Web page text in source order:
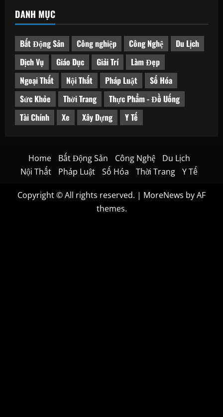
DANH MỤC
Bất Động Sản Công nghiệp Công Nghệ
Du Lịch
Dịch Vụ
Giáo Dục Giải Trí
Làm Đẹp
Ngoại Thất
Nội Thất Pháp Luật
Số Hóa
Sức Khỏe
Thời Trang
Thực Phẩm - Đồ Uống
Tài Chính
Xe Xây Dựng Y Tế
Home Bất Động Sản Công Nghệ
Du Lịch
Nội Thất
Pháp Luật Số Hóa Thời Trang Y Tế
Copyright © All rights reserved. | MoreNews by AF
themes.